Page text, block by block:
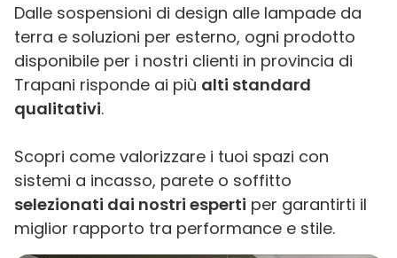
Dalle sospensioni di design alle lampade da
terra e soluzioni per esterno, ogni prodotto
disponibile per i nostri clienti in provincia di
Trapani risponde ai più alti standard
qualitativi.
Scopri come valorizzare i tuoi spazi con
sistemi a incasso, parete o soffitto
selezionati dai nostri esperti per garantirti il
miglior rapporto tra performance e stile.